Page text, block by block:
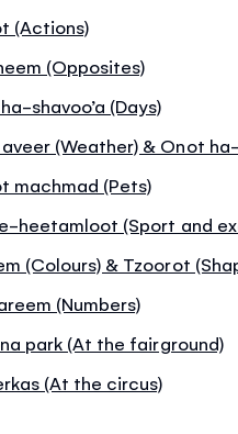
(Actions)
(Opposites)
shavoo’a (Days)
(Weather) & Onot
machmad (Pets)
heetamloot (Sport and
(Colours) & Tzoorot
(Numbers)
park (At the fairground)
(At the circus)